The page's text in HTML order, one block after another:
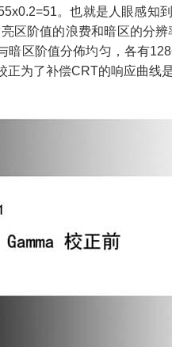
。也就是人眼感知
区阶值的浪费和暗区的分辨
暗区阶值分佈圴匀，各有128
正为了补偿CRT的响应曲线